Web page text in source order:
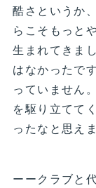
酷さというか
らこそもっと
生まれてきま
はなかったで
っていません
を駆り立てて
ったなと思え
ーークラブと